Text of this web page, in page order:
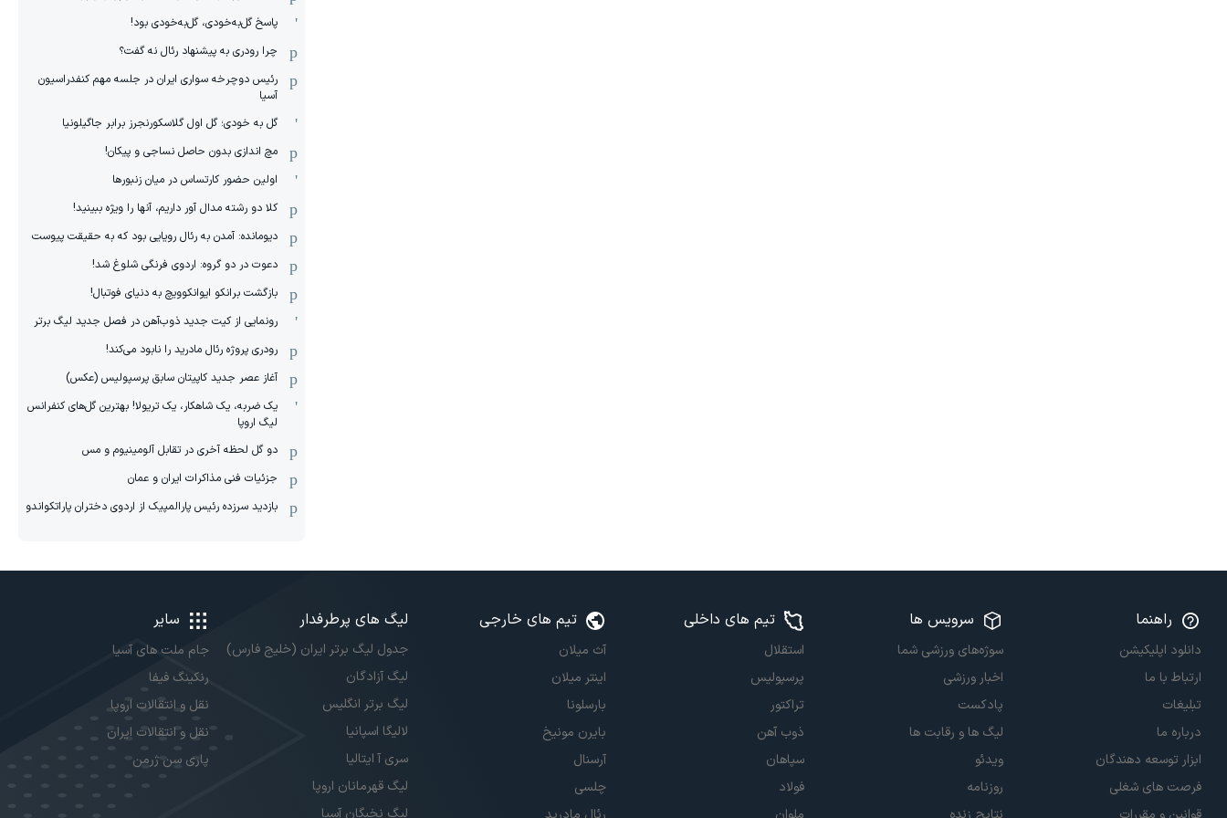
پاسخ گل‌به‌خودی، گل‌به‌خودی بود!
چرا رودری به پیشنهاد رئال نه گفت؟
رئیس دوچرخه سواری ایران در جلسه مهم کنفدراسیون
آسیا
گل به خودی؛ گل اول گلاسکورنجرز برابر جاگیلونیا
مچ اندازی بدون حاصل نساجی و پیکان!
اولین حضور کارتساس در میان زنبورها
کلا دو‌ رشته مدال آور داریم، آنها را ویژه ببینید!
دیومانده: آمدن به رئال رویایی بود که به حقیقت پیوست
دعوت در دو گروه: اردوی فرنگی شلوغ شد!
بازگشت برانکو ایوانکوویچ به دنیای فوتبال!
رونمایی از کیت جدید ذوب‌آهن در فصل جدید لیگ برتر
رودری پروژه رئال مادرید را نابود می‌کند!
آغاز عصر جدید کاپیتان سابق پرسپولیس (عکس)
یک ضربه، یک شاهکار، یک تریولا! بهترین گل‌های کنفرانس
لیگ اروپا
دو گل لحظه آخری در تقابل آلومینیوم و مس
جزئیات فنی مذاکرات ایران و عمان
بازدید سرزده رئیس پارالمپیک از اردوی دختران پاراتکواندو
راهنما
دانلود اپلیکیشن
ارتباط با ما
تبلیغات
درباره ما
ابزار توسعه دهندگان
فرصت های شغلی
سرویس ها
سوژه‌های ورزشی شما
اخبار ورزشی
پادکست
لیگ ها و رقابت ها
ویدئو
روزنامه
تیم های داخلی
استقلال
پرسپولیس
تراکتور
ذوب آهن
سپاهان
فولاد
تیم های خارجی
آث میلان
اینتر میلان
بارسلونا
بایرن مونیخ
آرسنال
چلسی
لیگ های پرطرفدار
جدول لیگ برتر ایران (خلیج فارس)
لیگ آزادگان
لیگ برتر انگلیس
لالیگا اسپانیا
سری آ ایتالیا
لیگ قهرمانان اروپا
لیگ نخبگان آسیا
سایر
جام ملت های آسیا
رنکینگ فیفا
نقل و انتقالات اروپا
نقل و انتقالات ایران
پاری سن ژرمن